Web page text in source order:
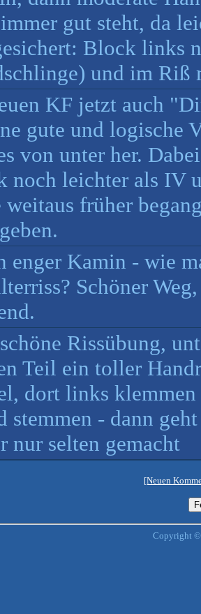
gut steht, da
Block links
und im Riß
KF jetzt auch
gute und logische
von unter her.
noch leichter als IV
weitaus früher
enger Kamin - wie
Schöner
Rissübung,
Teil ein toller
dort links
stemmen - dann
nur selten gemacht
[Neuen
Copyright ©